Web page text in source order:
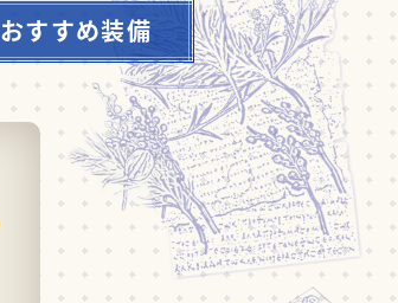
おすすめ装備